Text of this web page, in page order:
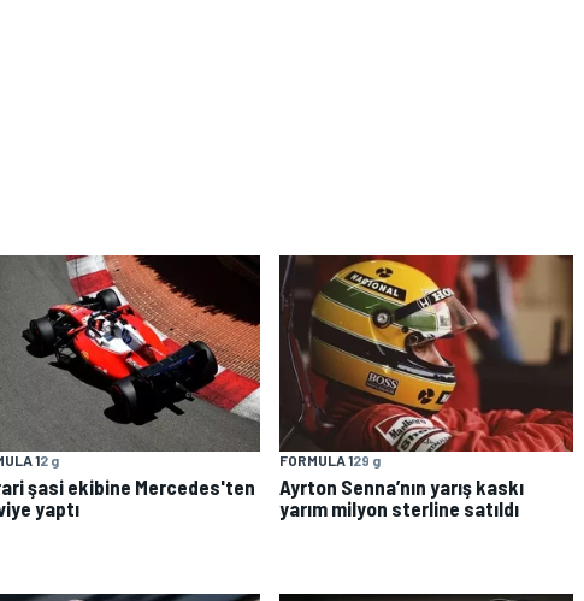
12 g
şasi ekibine Mercedes'ten
yaptı
FORMULA 129 g
Ayrton Senna’nın yarış kaskı
yarım milyon sterline satıldı